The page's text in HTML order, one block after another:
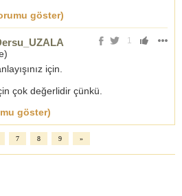
göster)
1
)
için.
çok değerlidir çünkü.
göster)
7 8 9 »